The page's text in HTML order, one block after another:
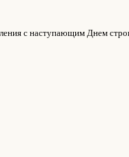
с наступающим Днем